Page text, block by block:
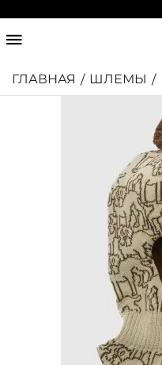
ГЛАВНАЯ / ШЛЕМЫ /